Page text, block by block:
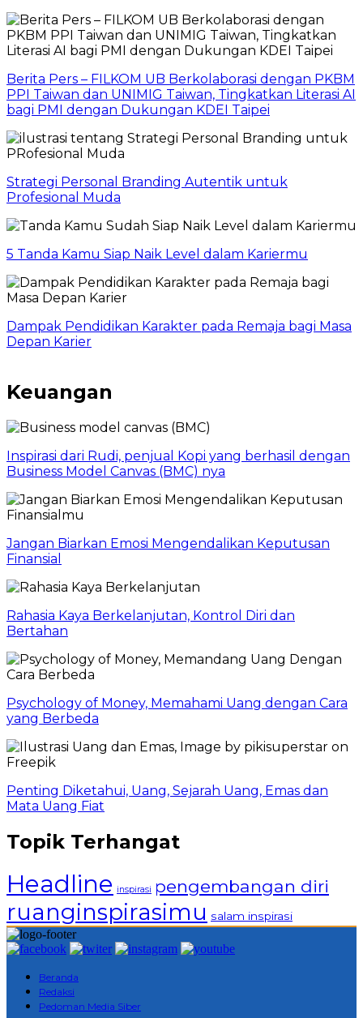
Berita Pers – FILKOM UB Berkolaborasi dengan PKBM
PPI Taiwan dan UNIMIG Taiwan, Tingkatkan Literasi AI
bagi PMI dengan Dukungan KDEI Taipei
Strategi Personal Branding Autentik untuk
Profesional Muda
5 Tanda Kamu Siap Naik Level dalam Kariermu
Dampak Pendidikan Karakter pada Remaja bagi Masa
Depan Karier
Keuangan
Inspirasi dari Rudi, penjual Kopi yang berhasil dengan
Business Model Canvas (BMC) nya
Jangan Biarkan Emosi Mengendalikan Keputusan
Finansial
Rahasia Kaya Berkelanjutan, Kontrol Diri dan
Bertahan
Psychology of Money, Memahami Uang dengan Cara
yang Berbeda
Penting Diketahui, Uang, Sejarah Uang, Emas dan
Mata Uang Fiat
Topik Terhangat
Headline inspirasi pengembangan diri
ruanginspirasimu salam inspirasi
Beranda
Redaksi
Pedoman Media Siber